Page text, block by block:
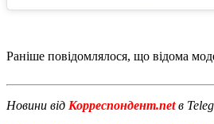
Раніше повідомлялося, що відома
Новини від Корреспондент.netв